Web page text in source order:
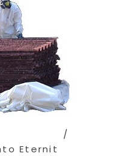
Eternit